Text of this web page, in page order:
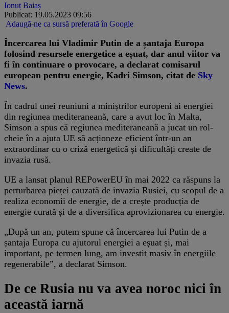
Ionuț Baiaș
Publicat: 19.05.2023 09:56
Adaugă-ne ca sursă preferată în Google
Încercarea lui Vladimir Putin de a șantaja Europa
folosind resursele energetice a eșuat, dar anul viitor va
fi în continuare o provocare, a declarat comisarul
european pentru energie, Kadri Simson, citat de Sky
News.
În cadrul unei reuniuni a miniștrilor europeni ai energiei
din regiunea mediteraneană, care a avut loc în Malta,
Simson a spus că regiunea mediteraneană a jucat un rol-
cheie în a ajuta UE să acționeze eficient într-un an
extraordinar cu o criză energetică și dificultăți create de
invazia rusă.
UE a lansat planul REPowerEU în mai 2022 ca răspuns la
perturbarea pieței cauzată de invazia Rusiei, cu scopul de a
realiza economii de energie, de a crește producția de
energie curată și de a diversifica aprovizionarea cu energie.
„După un an, putem spune că încercarea lui Putin de a
șantaja Europa cu ajutorul energiei a eșuat și, mai
important, pe termen lung, am investit masiv în energiile
regenerabile”, a declarat Simson.
De ce Rusia nu va avea noroc nici în
această iarnă